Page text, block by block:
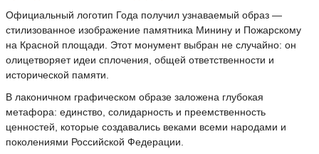
Официальный логотип Года получил узнаваемый образ —
стилизованное изображение памятника Минину и Пожарскому
на Красной площади. Этот монумент выбран не случайно: он
олицетворяет идеи сплочения, общей ответственности и
исторической памяти.
В лаконичном графическом образе заложена глубокая
метафора: единство, солидарность и преемственность
ценностей, которые создавались веками всеми народами и
поколениями Российской Федерации.